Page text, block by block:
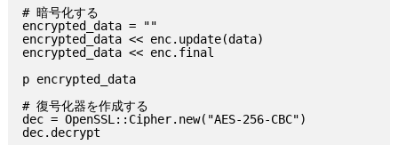
# 暗号化する
encrypted_data = ""
encrypted_data << enc.update(data)
encrypted_data << enc.final
p encrypted_data
# 復号化器を作成する
dec = OpenSSL::Cipher.new("AES-256-CBC")
dec.decrypt